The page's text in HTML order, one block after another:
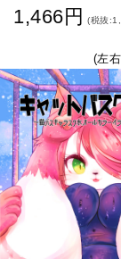
1,466円 (税抜
(左